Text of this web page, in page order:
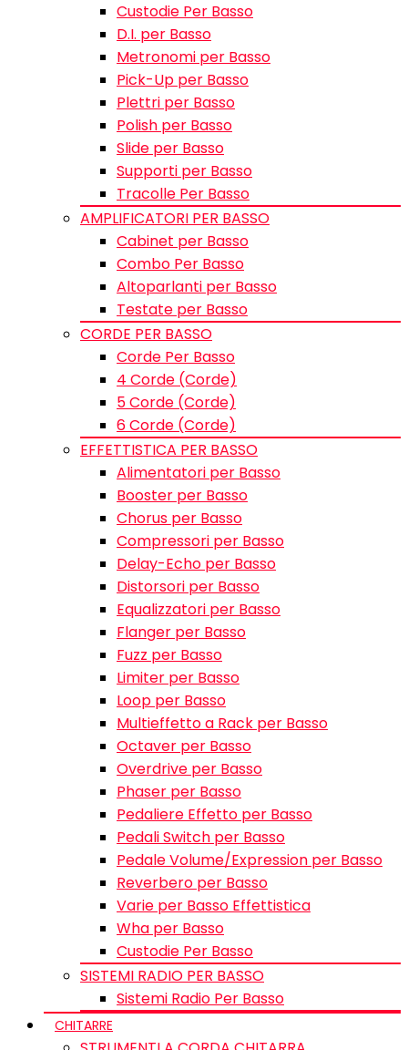
Custodie Per Basso
D.I. per Basso
Metronomi per Basso
Pick-Up per Basso
Plettri per Basso
Polish per Basso
Slide per Basso
Supporti per Basso
Tracolle Per Basso
AMPLIFICATORI PER BASSO
Cabinet per Basso
Combo Per Basso
Altoparlanti per Basso
Testate per Basso
CORDE PER BASSO
Corde Per Basso
4 Corde (Corde)
5 Corde (Corde)
6 Corde (Corde)
EFFETTISTICA PER BASSO
Alimentatori per Basso
Booster per Basso
Chorus per Basso
Compressori per Basso
Delay-Echo per Basso
Distorsori per Basso
Equalizzatori per Basso
Flanger per Basso
Fuzz per Basso
Limiter per Basso
Loop per Basso
Multieffetto a Rack per Basso
Octaver per Basso
Overdrive per Basso
Phaser per Basso
Pedaliere Effetto per Basso
Pedali Switch per Basso
Pedale Volume/Expression per Basso
Reverbero per Basso
Varie per Basso Effettistica
Wha per Basso
Custodie Per Basso
SISTEMI RADIO PER BASSO
Sistemi Radio Per Basso
CHITARRE